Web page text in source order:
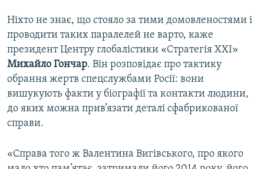
Ніхто не знає, що стояло за тими домовленостями і
проводити таких паралелей не варто, каже
президент Центру глобалістики «Стратегія ХХІ»
Михайло Гончар. Він розповідає про тактику
обрання жертв спецслужбами Росії: вони
вишукують факти у біографії та контакти людини,
до яких можна прив’язати деталі сфабрикованої
справи.
«Справа того ж Валентина Вигівського, про якого